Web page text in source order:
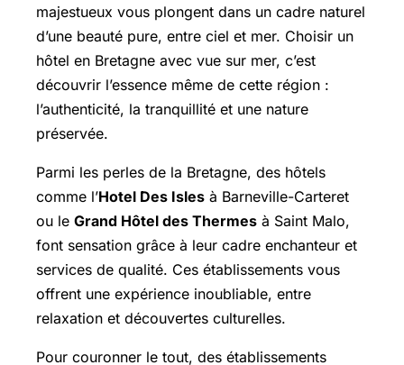
majestueux vous plongent dans un cadre naturel
d’une beauté pure, entre ciel et mer. Choisir un
hôtel en Bretagne avec vue sur mer, c’est
découvrir l’essence même de cette région :
l’authenticité, la tranquillité et une nature
préservée.
Parmi les perles de la Bretagne, des hôtels
comme l’Hotel Des Isles à Barneville-Carteret
ou le Grand Hôtel des Thermes à Saint Malo,
font sensation grâce à leur cadre enchanteur et
services de qualité. Ces établissements vous
offrent une expérience inoubliable, entre
relaxation et découvertes culturelles.
Pour couronner le tout, des établissements